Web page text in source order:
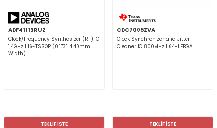
ADF4111BRUZ
Clock/Frequency Synthesizer (RF) IC
1.4GHz 1 16-TSSOP (0.173", 4.40mm
Width)
CDC7005ZVA
Clock Synchronizer and Jitter
Cleaner IC 800MHz 1 64-LFBGA
TEKLİF İSTE TEKLİF İSTE